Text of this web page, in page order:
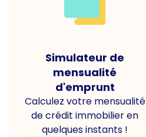
Simulateur de
mensualité
d'emprunt
Calculez votre mensualité
de crédit immobilier en
quelques instants !